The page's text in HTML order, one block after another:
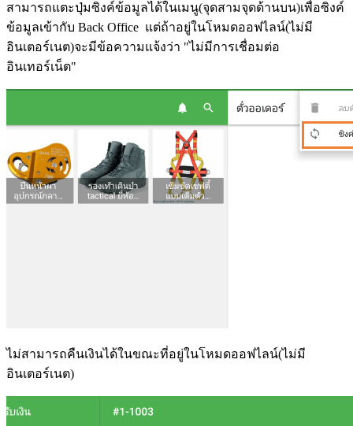
สามารถแตะปุ่มซิงค์ข้อมูลได้ในเมนู(จุดสามจุดด้านบน)เพื่อซิงค์
ข้อมูลเข้ากับ Back Office แต่ถ้าอยู่ในโหมดออฟไลน์(ไม่มี
อินเตอร์เนต)จะมีข้อความแจ้งว่า "ไม่มีการเชื่อมต่อ
อินเทอร์เน็ต"
ไม่สามารถคืนเงินได้ในขณะที่อยู่ในโหมดออฟไลน์(ไม่มี
อินเตอร์เนต)